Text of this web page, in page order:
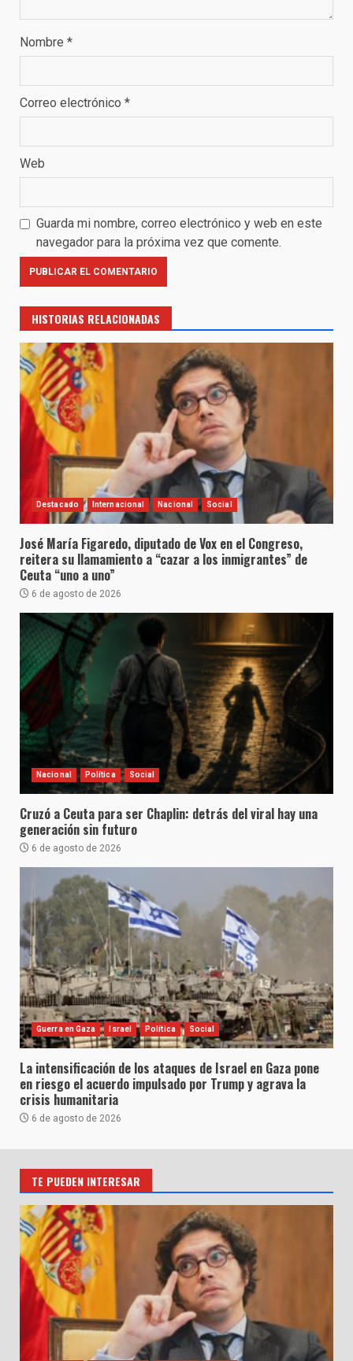
Nombre *
Correo electrónico *
Web
Guarda mi nombre, correo electrónico y web en este
navegador para la próxima vez que comente.
HISTORIAS RELACIONADAS
Destacado Internacional Nacional Social
José María Figaredo, diputado de Vox en el Congreso,
reitera su llamamiento a “cazar a los inmigrantes” de
Ceuta “uno a uno”
6 de agosto de 2026
Nacional Política Social
Cruzó a Ceuta para ser Chaplin: detrás del viral hay una
generación sin futuro
6 de agosto de 2026
Guerra en Gaza Israel Política Social
La intensificación de los ataques de Israel en Gaza pone
en riesgo el acuerdo impulsado por Trump y agrava la
crisis humanitaria
6 de agosto de 2026
TE PUEDEN INTERESAR